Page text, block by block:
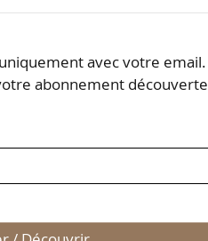
avec votre email.
abonnement découverte